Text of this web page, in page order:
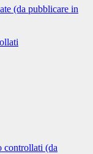
(da pubblicare in
controllati (da